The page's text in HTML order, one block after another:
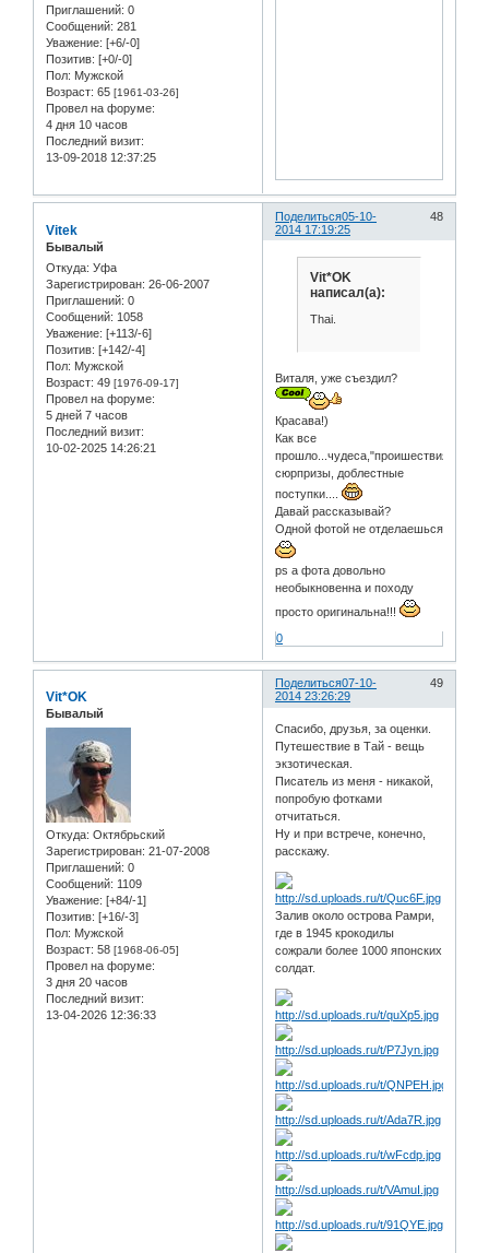
Приглашений: 0
Сообщений: 281
Уважение: [+6/-0]
Позитив: [+0/-0]
Пол: Мужской
Возраст: 65 [1961-03-26]
Провел на форуме:
4 дня 10 часов
Последний визит:
13-09-2018 12:37:25
Поделиться 48
05-10-
2014 17:19:25
Vitek
Бывалый
Откуда: Уфа
Зарегистрирован: 26-06-2007
Приглашений: 0
Сообщений: 1058
Уважение: [+113/-6]
Позитив: [+142/-4]
Пол: Мужской
Возраст: 49 [1976-09-17]
Провел на форуме:
5 дней 7 часов
Последний визит:
10-02-2025 14:26:21
Vit*OK
написал(а):
Thai.
Виталя, уже съездил?
Красава!)
Как все
прошло...чудеса,"проишествия",
сюрпризы, доблестные
поступки....
Давай рассказывай?
Одной фотой не отделаешься
ps а фота довольно
необыкновенна и походу
просто оригинальна!!!
0
Поделиться 49
07-10-
2014 23:26:29
Vit*OK
Бывалый
Откуда: Oктябрьский
Зарегистрирован: 21-07-2008
Приглашений: 0
Сообщений: 1109
Уважение: [+84/-1]
Позитив: [+16/-3]
Пол: Мужской
Возраст: 58 [1968-06-05]
Провел на форуме:
3 дня 20 часов
Последний визит:
13-04-2026 12:36:33
Спасибо, друзья, за оценки.
Путешествие в Тай - вещь
экзотическая.
Писатель из меня - никакой,
попробую фотками
отчитаться.
Ну и при встрече, конечно,
расскажу.
Залив около острова Рамри,
где в 1945 крокодилы
сожрали более 1000 японских
солдат.